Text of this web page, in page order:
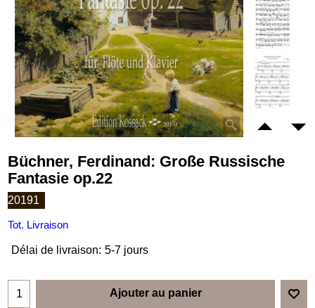
Büchner, Ferdinand: Große Russische
Fantasie op.22
20191
Tot. Livraison
Délai de livraison: 5-7 jours
Ajouter au panier